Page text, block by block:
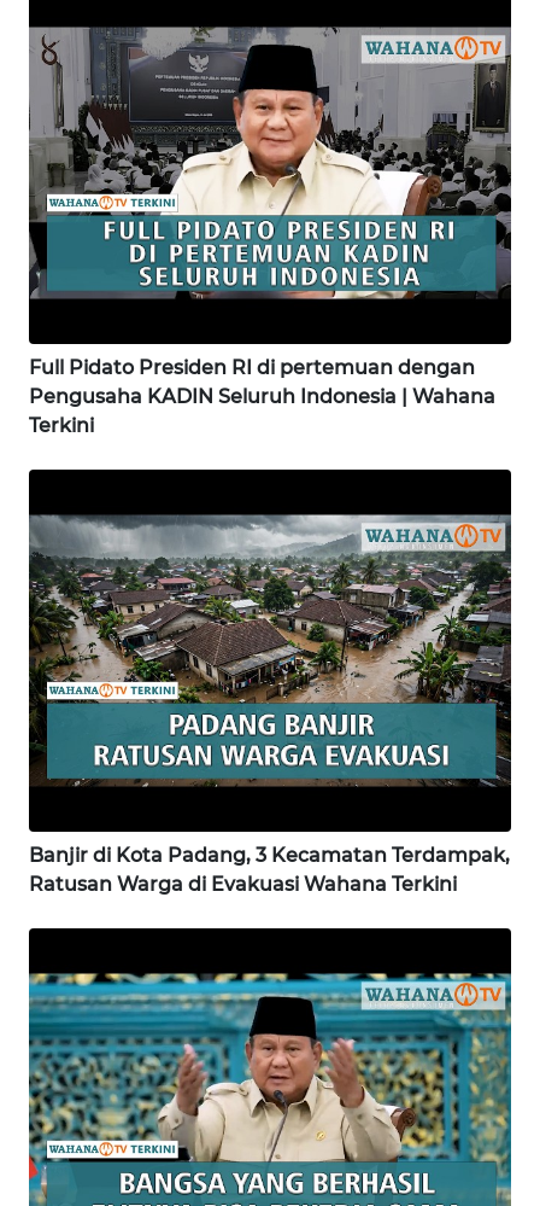
Full Pidato Presiden RI di pertemuan dengan
Pengusaha KADIN Seluruh Indonesia | Wahana
Terkini
Banjir di Kota Padang, 3 Kecamatan Terdampak,
Ratusan Warga di Evakuasi Wahana Terkini
TAPANULI
TENGAH
WN DELI
SERDANG
TEBING
WN
PAKPAK
WN
BEKASI
WN
BOGOR
DEPOK
WN
TAPANULI
UTARA
SAMOSIR
WN
PADANG
LAWAS
WN
SUMEDANG